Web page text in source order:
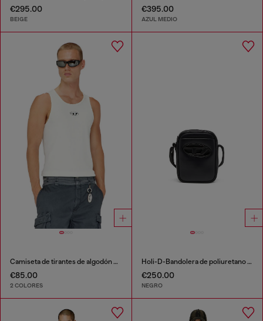
€295.00
BEIGE
€395.00
AZUL MEDIO
Camiseta de tirantes de algodón con logo
€85.00
2 COLORES
Holi-D-Bandolera de poliuretano y neopreno
€250.00
NEGRO